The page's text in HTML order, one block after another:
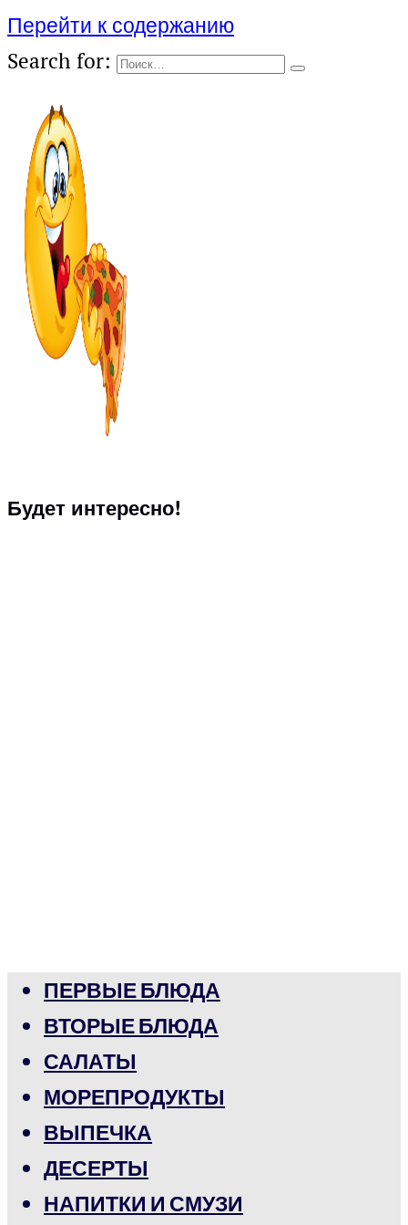
Перейти к содержанию
Search for:
Будет интересно!
ПЕРВЫЕ БЛЮДА
ВТОРЫЕ БЛЮДА
САЛАТЫ
МОРЕПРОДУКТЫ
ВЫПЕЧКА
ДЕСЕРТЫ
НАПИТКИ И СМУЗИ